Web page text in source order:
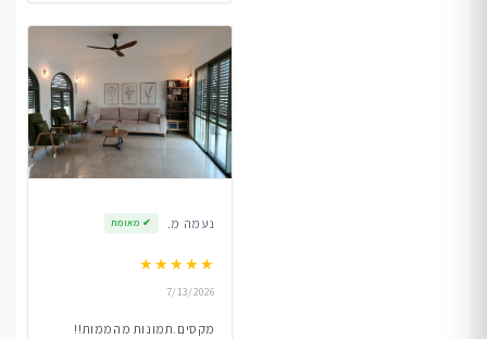
נעמה מ. ✔ מאומת
★★★★★
7/13/2026
מקסים.תמונות מהממות!!